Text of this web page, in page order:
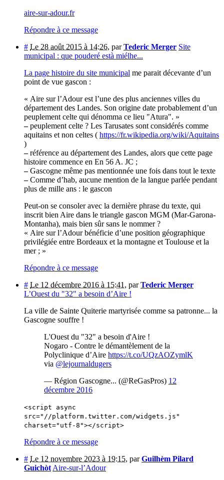
aire-sur-adour.fr
Répondre à ce message
# Le 28 août 2015 à 14:26, parTederic Merger Site
municipal : que pouderé està miélhe...
La page histoire du site municipal me parait décevante d’un
point de vue gascon :
« Aire sur l’Adour est l’une des plus anciennes villes du
département des Landes. Son origine date probablement d’un
peuplement celte qui dénomma ce lieu "Atura". »
–peuplement celte ? Les Tarusates sont considérés comme
aquitains et non celtes ( https://fr.wikipedia.org/wiki/Aquitains
)
–référence au département des Landes, alors que cette page
histoire commence en En 56 A. JC ;
–Gascogne même pas mentionnée une fois dans tout le texte
–Comme d’hab, aucune mention de la langue parlée pendant
plus de mille ans : le gascon
Peut-on se consoler avec la dernière phrase du texte, qui
inscrit bien Aire dans le triangle gascon MGM (Mar-Garona-
Montanha), mais bien sûr sans le nommer ?
« Aire sur l’Adour bénéficie d’une position géographique
privilégiée entre Bordeaux et la montagne et Toulouse et la
mer ; »
Répondre à ce message
# Le 12 décembre 2016 à 15:41 , parTederic Merger
L’Ouest du "32" a besoin d’Aire !
La ville de Sainte Quiterie martyrisée comme sa patronne... la
Gascogne souffre !
L'Ouest du "32" a besoin d'Aire !
Nogaro - Contre le démantèlement de la
Polyclinique d’Aire https://t.co/UQzAOZymlK
via @lejournaldugers
— Région Gascogne... (@ReGasPros) 12
décembre 2016
<script async
src="//platform.twitter.com/widgets.js"
charset="utf-8"></script>
Répondre à ce message
# Le 12 novembre 2023 à 19:15, parGuilhèm Pilard
Guichòt Aire-sur-l’Adour